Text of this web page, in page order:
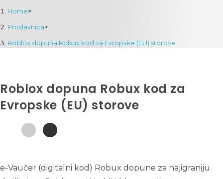
Home>
Prodavnica>
Roblox dopuna Robux kod za Evropske (EU) storove
Roblox dopuna Robux kod za
Evropske (EU) storove
e-Vaučer (digitalni kod) Robux dopune za najigraniju